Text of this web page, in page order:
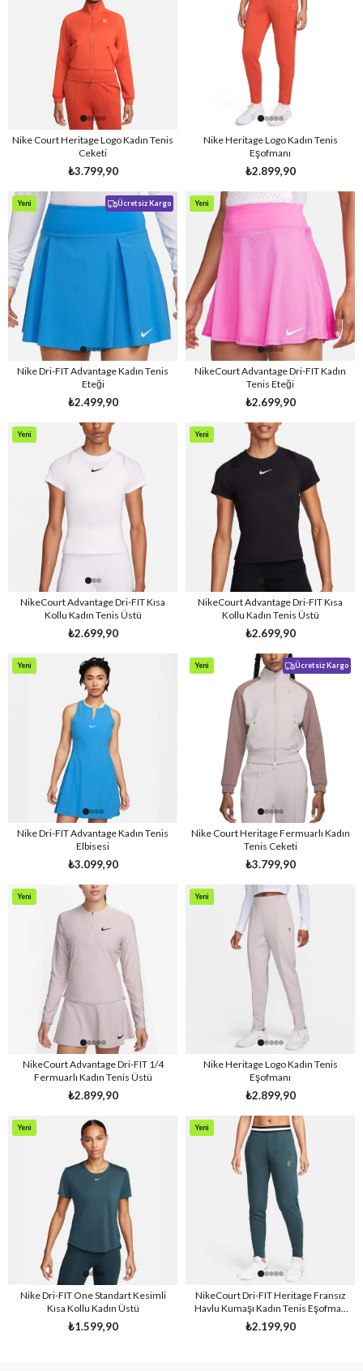
Nike Court Heritage Logo Kadın Tenis
Ceketi
₺3.799,90
Nike Heritage Logo Kadın Tenis
Eşofmanı
₺2.899,90
Nike Dri-FIT Advantage Kadın Tenis
Eteği
₺2.499,90
Yeni
Ücretsiz Kargo
NikeCourt Advantage Dri-FIT Kadın
Tenis Eteği
₺2.699,90
Yeni
NikeCourt Advantage Dri-FIT Kısa
Kollu Kadın Tenis Üstü
₺2.699,90
Yeni
NikeCourt Advantage Dri-FIT Kısa
Kollu Kadın Tenis Üstü
₺2.699,90
Yeni
Nike Dri-FIT Advantage Kadın Tenis
Elbisesi
₺3.099,90
Yeni
Nike Court Heritage Fermuarlı Kadın
Tenis Ceketi
₺3.799,90
Yeni
Ücretsiz Kargo
NikeCourt Advantage Dri-FIT 1/4
Fermuarlı Kadın Tenis Üstü
₺2.899,90
Yeni
Nike Heritage Logo Kadın Tenis
Eşofmanı
₺2.899,90
Yeni
Nike Dri-FIT One Standart Kesimli
Kısa Kollu Kadın Üstü
₺1.599,90
Yeni
NikeCourt Dri-FIT Heritage Fransız
Havlu Kumaşı Kadın Tenis Eşofman
Altı
₺2.199,90
Yeni